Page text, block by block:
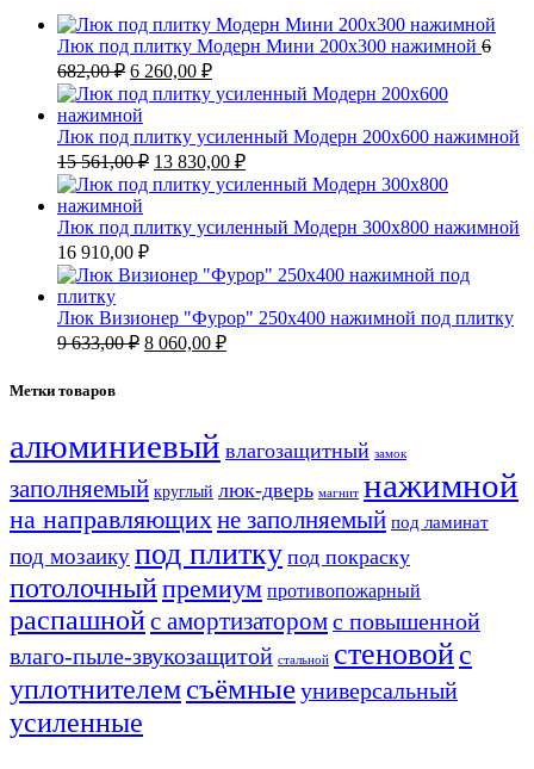
Люк под плитку Модерн Мини 200х300 нажимной 6
682,00₽ 6 260,00 ₽
Люк под плитку усиленный Модерн 200х600 нажимной
15 561,00₽ 13 830,00 ₽
Люк под плитку усиленный Модерн 300х800 нажимной
16 910,00 ₽
Люк Визионер "Фурор" 250х400 нажимной под плитку
9 633,00₽ 8 060,00 ₽
Метки товаров
алюминиевый влагозащитный замок
заполняемый круглый люк-дверь магнит нажимной
на направляющихне заполняемый под ламинат
под мозаикупод плитку под покраску
потолочныйпремиум противопожарный
распашнойс амортизаторомс повышенной
влаго-пыле-звукозащитой стальной стеновойс
уплотнителемсъёмныеуниверсальный
усиленные